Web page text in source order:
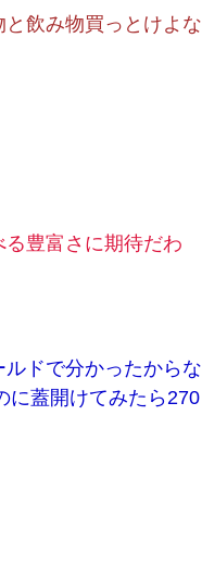
飲み物買っとけよな
豊富さに期待だわ
ドで分かったからな
に蓋開けてみたら270